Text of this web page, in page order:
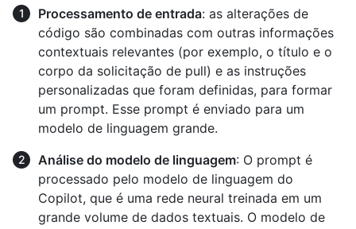
Processamento de entrada: as alterações de
código são combinadas com outras informações
contextuais relevantes (por exemplo, o título e o
corpo da solicitação de pull) e as instruções
personalizadas que foram definidas, para formar
um prompt. Esse prompt é enviado para um
modelo de linguagem grande.
Análise do modelo de linguagem: O prompt é
processado pelo modelo de linguagem do
Copilot, que é uma rede neural treinada em um
grande volume de dados textuais. O modelo de